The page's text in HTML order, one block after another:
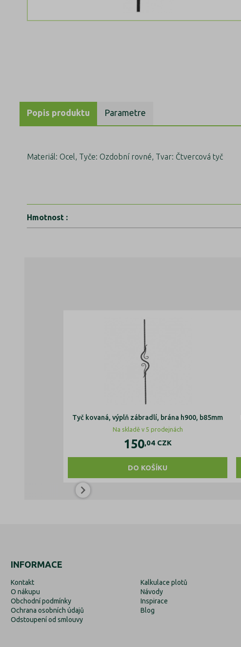
Popis produktu Parametre
Materiál: Ocel, Tyče: Ozdobní rovné, Tvar: Čtvercová tyč
Hmotnost :
Tyč kovaná, výplň zábradlí, brána h900, b85mm
Na skladě v 5 prodejnách
150,04 CZK
DO KOŠÍKU
INFORMACE
Kontakt
O nákupu
Obchodní podmínky
Ochrana osobních údajů
Odstoupení od smlouvy
Kalkulace plotů
Návody
Inspirace
Blog